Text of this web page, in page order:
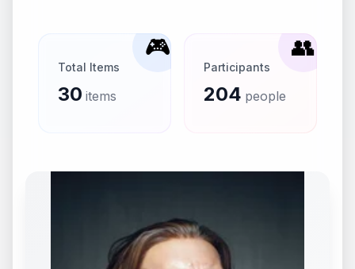
🎮
Total Items
30 items
👥
Participants
204 people